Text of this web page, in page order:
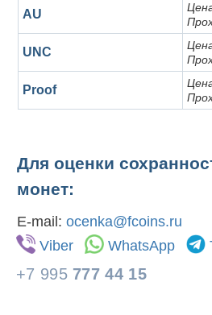
AU
UNC
Proof
Для оценки
монет:
E-mail: ocenka@fcoins.ru
Viber
WhatsApp
+7 995 777 44 15